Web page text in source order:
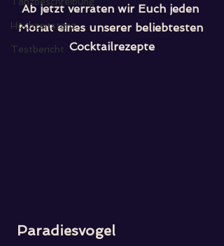
Hochzeitstanz
Testbericht
Ab jetzt verraten wir Euch jeden
Monat eines unserer beliebtesten
Cocktailrezepte
Paradiesvogel